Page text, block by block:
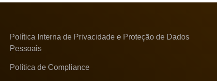
Política Interna de Privacidade e Proteção de Dados
Pessoais
Política de Compliance